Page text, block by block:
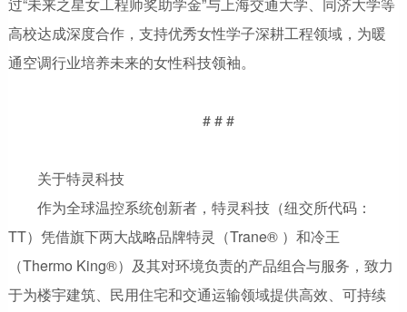
过“未来之星女工程师奖助学金”与上海交通大学、同济大学等
高校达成深度合作，支持优秀女性学子深耕工程领域，为暖
通空调行业培养未来的女性科技领袖。
# # #
关于特灵科技
作为全球温控系统创新者，特灵科技（纽交所代码：
TT）凭借旗下两大战略品牌特灵（Trane® ）和冷王
（Thermo King®）及其对环境负责的产品组合与服务，致力
于为楼宇建筑、民用住宅和交通运输领域提供高效、可持续